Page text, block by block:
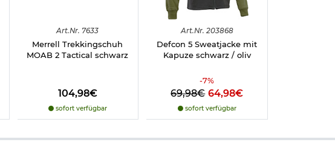
Art.Nr. 7633
Merrell Trekkingschuh
MOAB 2 Tactical schwarz
104,98€
sofort verfügbar
Art.Nr. 203868
Defcon 5 Sweatjacke mit
Kapuze schwarz / oliv
-7%
69,98€ 64,98€
sofort verfügbar